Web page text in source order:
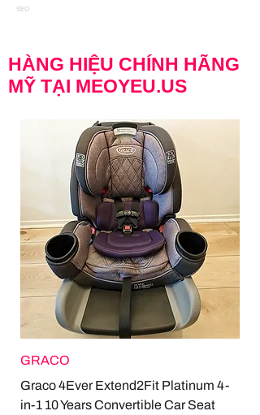
SEO
HÀNG HIỆU CHÍNH HÃNG
MỸ TẠI MEOYEU.US
GRACO
Graco 4Ever Extend2Fit Platinum 4-
in-1 10 Years Convertible Car Seat